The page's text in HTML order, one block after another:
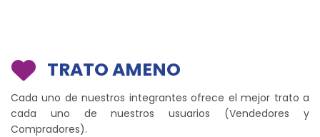
TRATO AMENO
Cada uno de nuestros integrantes ofrece el mejor trato a
cada uno de nuestros usuarios (Vendedores y
Compradores).